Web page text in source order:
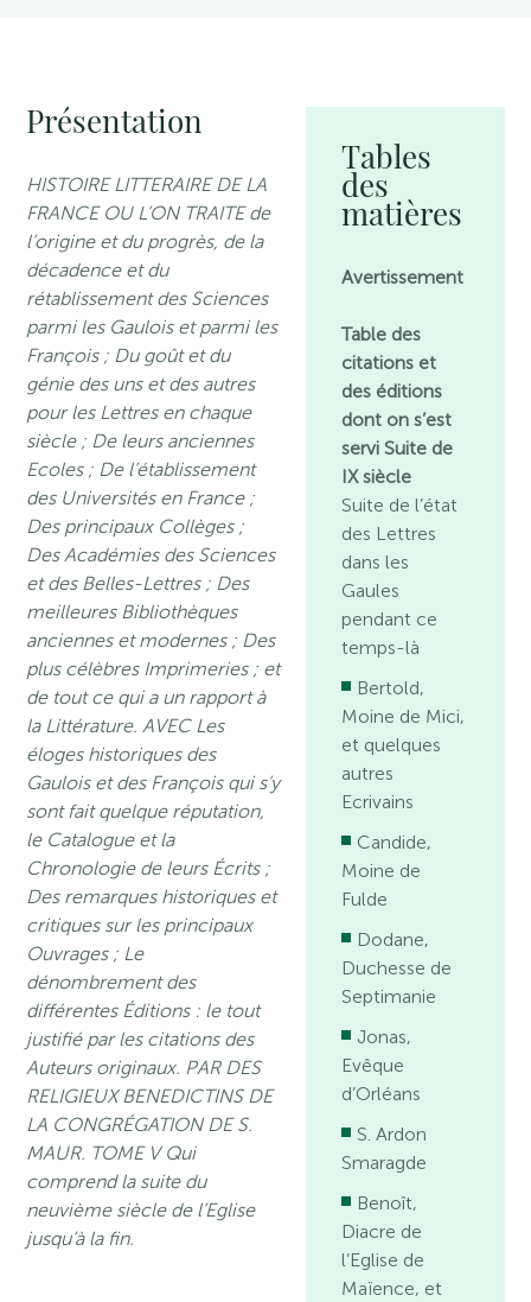
Présentation
HISTOIRE LITTERAIRE DE LA
FRANCE OU L’ON TRAITE de
l’origine et du progrès, de la
décadence et du
rétablissement des Sciences
parmi les Gaulois et parmi les
François ; Du goût et du
génie des uns et des autres
pour les Lettres en chaque
siècle ; De leurs anciennes
Ecoles ; De l’établissement
des Universités en France ;
Des principaux Collèges ;
Des Académies des Sciences
et des Belles-Lettres ; Des
meilleures Bibliothèques
anciennes et modernes ; Des
plus célèbres Imprimeries ; et
de tout ce qui a un rapport à
la Littérature. AVEC Les
éloges historiques des
Gaulois et des François qui s’y
sont fait quelque réputation,
le Catalogue et la
Chronologie de leurs Écrits ;
Des remarques historiques et
critiques sur les principaux
Ouvrages ; Le
dénombrement des
différentes Éditions : le tout
justifié par les citations des
Auteurs originaux. PAR DES
RELIGIEUX BENEDICTINS DE
LA CONGRÉGATION DE S.
MAUR. TOME V Qui
comprend la suite du
neuvième siècle de l’Eglise
jusqu’à la fin.
Tables
des
matières
Avertissement
Table des
citations et
des éditions
dont on s’est
servi Suite de
IX siècle
Suite de l’état
des Lettres
dans les
Gaules
pendant ce
temps-là
Bertold,
Moine de Mici,
et quelques
autres
Ecrivains
Candide,
Moine de
Fulde
Dodane,
Duchesse de
Septimanie
Jonas,
Evêque
d’Orléans
S. Ardon
Smaragde
Benoît,
Diacre de
l’Eglise de
Maïence, et